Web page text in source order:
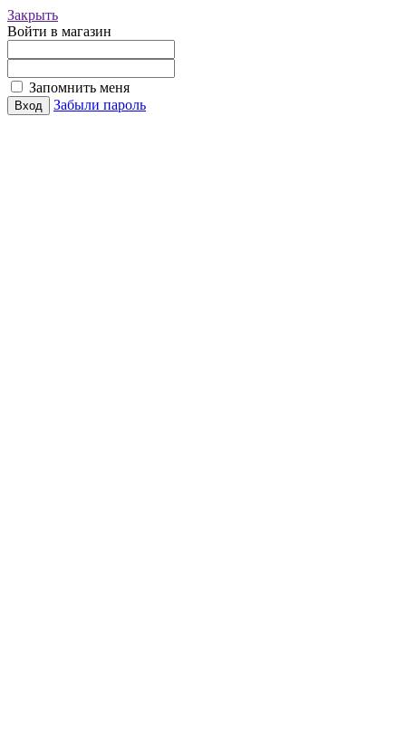
Закрыть
Войти в магазин
Запомнить меня
Забыли пароль